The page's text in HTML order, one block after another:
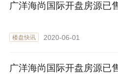
广洋海尚国际开盘房源已
楼盘快讯 2020-06-01
广洋海尚国际开盘房源已